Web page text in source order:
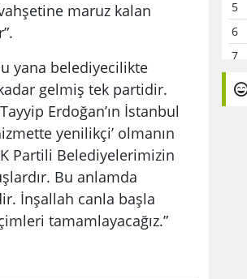
maruz kalan
yana belediyecilikte
gelmiş tek partidir.
Erdoğan’ın İstanbul
yenilikçi’ olmanın
Partili Belediyelerimizin
Bu anlamda
İnşallah canla başla
tamamlayacağız.”
5
6
7
8